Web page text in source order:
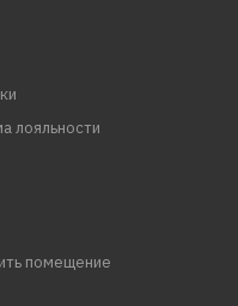
лояльности
помещение